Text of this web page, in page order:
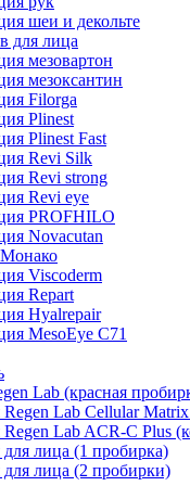
шеи и декольте
для лица
мезовартон
мезоксантин
Filorga
Plinest
Plinest Fast
Revi Silk
Revi strong
Revi eye
PROFHILO
Novacutan
Viscoderm
Repart
Hyalrepair
MesoEye C71
Lab (красная
Lab Cellular
Lab ACR-C Plus
лица (1 пробирка)
лица (2 пробирки)